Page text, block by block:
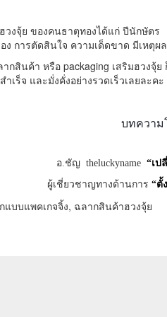
วงจุ้ย ของคนธาตุทองได้แก่ ปีนักษั
ง การตัดสินใจ ความเด็ดขาด มีเหตุ
กสินค้า หรือ packaging เสริมฮวงจุ้
ร็จ และมั่งคั่งอย่างรวดเร็วเลยละคะ
บทความ
อ.ชัญ theluckyname“เป
ผู้เชี่ยวชาญทางด้านการ“ตั้
บบแพคเกจจิ้ง, ฉลากสินค้าฮวงจุ้ย